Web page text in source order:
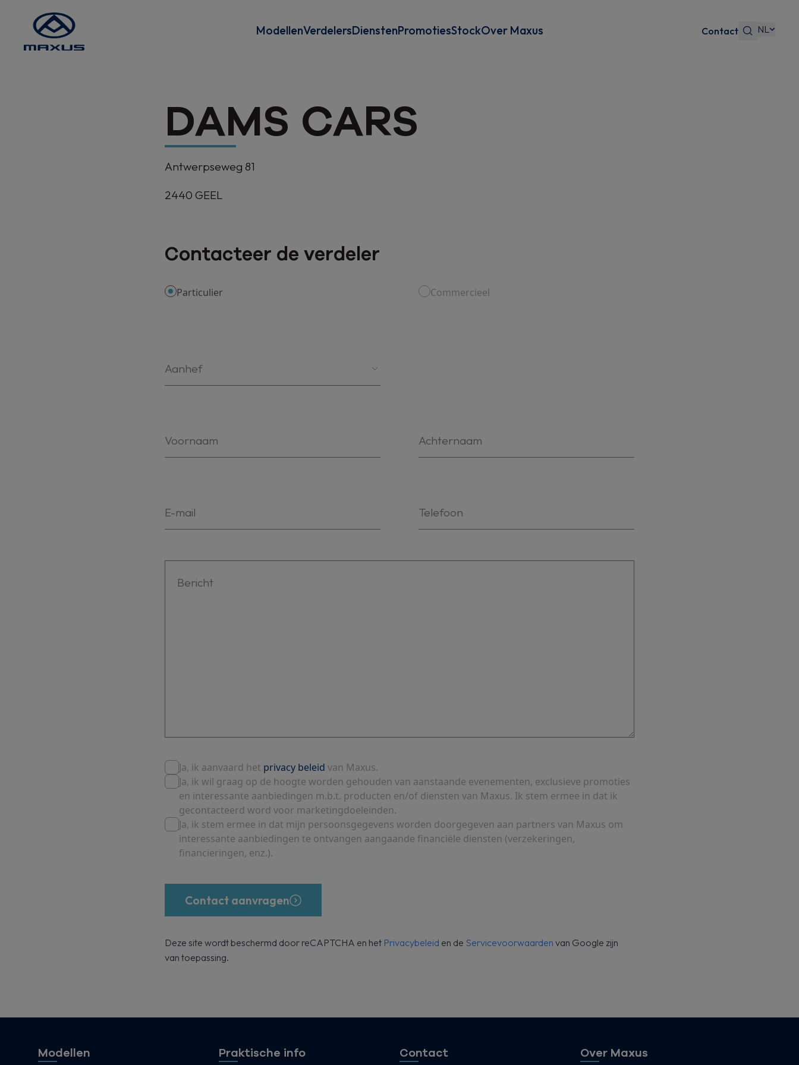
ModellenVerdelersDiensten
Finance
Elektrisch rijden
PromotiesStockOver Maxus Contact NL
DAMS CARS
Antwerpseweg 81
2440 GEEL
Contacteer de verdeler
Particulier Commercieel
Aanhef
Ja, ik aanvaard het privacy beleid van Maxus.
Ja, ik wil graag op de hoogte worden gehouden van aanstaande evenementen, exclusieve promoties
en interessante aanbiedingen m.b.t. producten en/of diensten van Maxus. Ik stem ermee in dat ik
gecontacteerd word voor marketingdoeleinden.
Ja, ik stem ermee in dat mijn persoonsgegevens worden doorgegeven aan partners van Maxus om
interessante aanbiedingen te ontvangen aangaande financiële diensten (verzekeringen,
financieringen, enz.).
Contact aanvragen
Deze site wordt beschermd door reCAPTCHA en het Privacybeleid en de Servicevoorwaarden van Google zijn
van toepassing.
Modellen Praktische info Contact Over Maxus